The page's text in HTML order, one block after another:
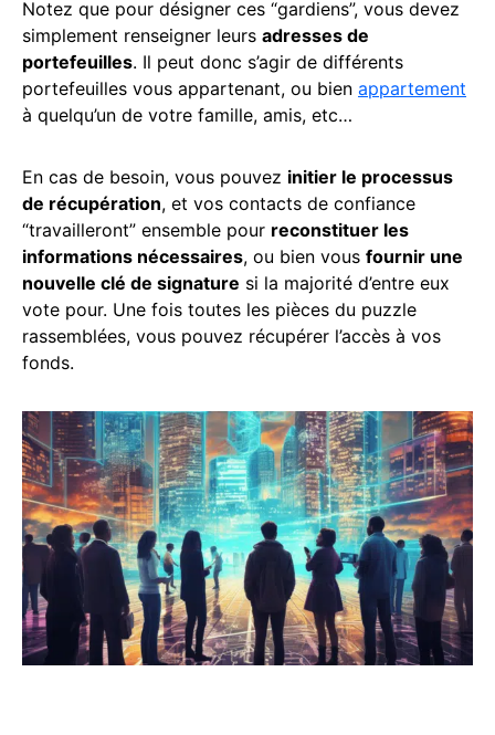
Notez que pour désigner ces “gardiens”, vous devez
simplement renseigner leurs adresses de
portefeuilles. Il peut donc s’agir de différents
portefeuilles vous appartenant, ou bien appartement
à quelqu’un de votre famille, amis, etc…
En cas de besoin, vous pouvez initier le processus
de récupération, et vos contacts de confiance
“travailleront” ensemble pour reconstituer les
informations nécessaires, ou bien vous fournir une
nouvelle clé de signature si la majorité d’entre eux
vote pour. Une fois toutes les pièces du puzzle
rassemblées, vous pouvez récupérer l’accès à vos
fonds.